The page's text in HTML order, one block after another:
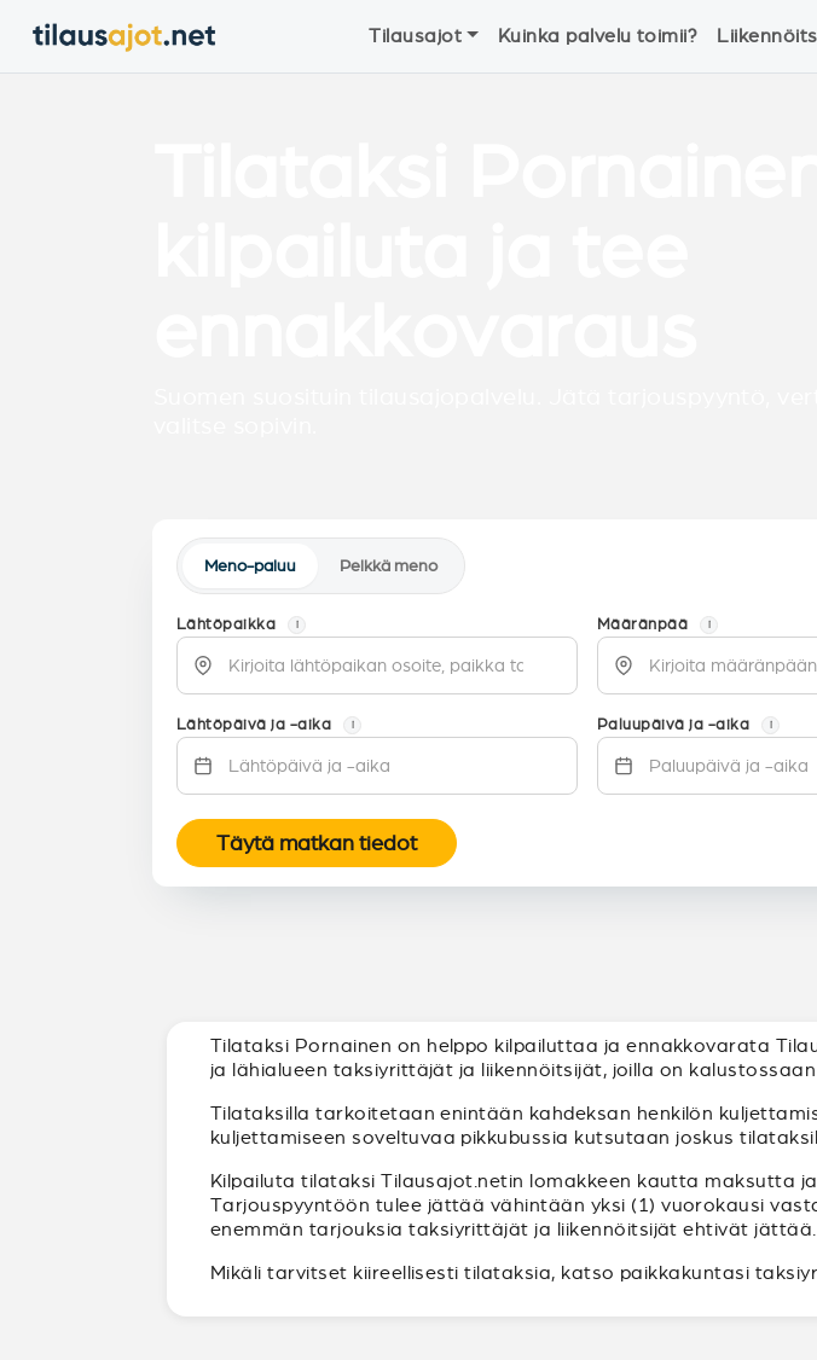
Tilausajot Kuinka palvelu toimii?
Meno-paluu Pelkkä meno
Lähtöpaikka i Määränpää i
Lähtöpäivä ja -aika i Paluupäivä ja -aika i
Täytä matkan tiedot
Tilataksi Pornainen on helppo kilpailuttaa ja ennakkovarata
ja lähialueen taksiyrittäjät ja liikennöitsijät, joilla on
Tilataksilla tarkoitetaan enintään kahdeksan henkilön
kuljettamiseen soveltuvaa pikkubussia kutsutaan joskus
Kilpailuta tilataksi Tilausajot.netin lomakkeen kautta maksutta
Tarjouspyyntöön tulee jättää vähintään yksi (1) vuorokausi
enemmän tarjouksia taksiyrittäjät ja liikennöitsijät ehtivät jättää.
Mikäli tarvitset kiireellisesti tilataksia, katso paikkakuntasi